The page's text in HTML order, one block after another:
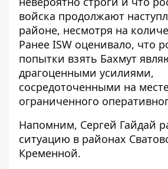
войска продолжают
районе, несмотря на
Ранее ISW оценивало, что
попытки взять Бахмут
драгоценными усилиями,
сосредоточенными на
ограниченного
Напомним, Сергей Гайдай
ситуацию в районах
Кременной.